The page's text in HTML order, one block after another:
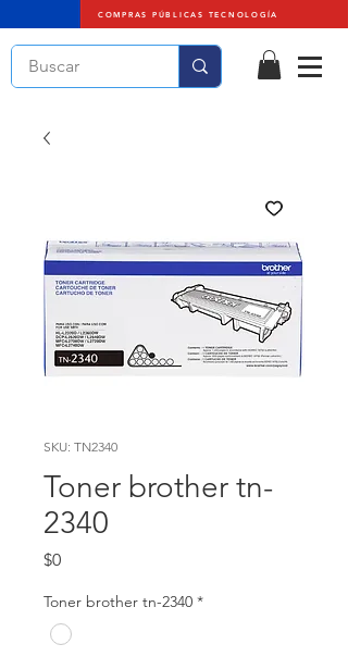
COMPRAS PÚBLICAS TECNOLOGÍA
SKU: TN2340
Toner brother tn-
2340
$0Precio
Toner brother tn-2340 *